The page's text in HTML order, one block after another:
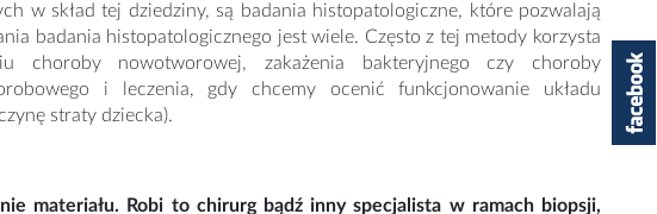
w skład tej dziedziny, są badania histopatologiczne, które pozwalają
badania histopatologicznego jest wiele. Często z tej metody korzysta
choroby nowotworowej, zakażenia bakteryjnego czy choroby
i leczenia, gdy chcemy ocenić funkcjonowanie układu
straty dziecka).
materiału. Robi to chirurg bądź inny specjalista w ramach biopsji,